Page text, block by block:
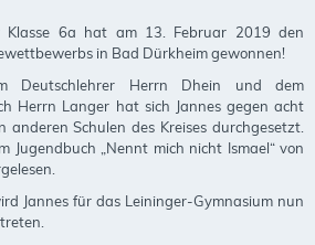
Klasse 6a hat am 13. Februar 2019 den
in Bad Dürkheim gewonnen!
Deutschlehrer Herrn Dhein und dem
Herrn Langer hat sich Jannes gegen acht
anderen Schulen des Kreises durchgesetzt.
Jugendbuch „Nennt mich nicht Ismael“ von
Jannes für das Leininger-Gymnasium nun